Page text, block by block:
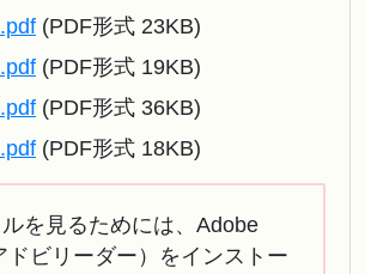
(PDF形式 23KB)
(PDF形式 19KB)
(PDF形式 36KB)
(PDF形式 18KB)
を見るためには、Adobe
ドビリーダー）をインストー